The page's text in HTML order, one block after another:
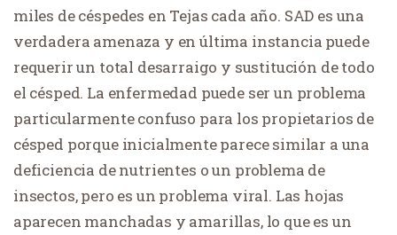
miles de céspedes en Tejas cada año. SAD es una
verdadera amenaza y en última instancia puede
requerir un total desarraigo y sustitución de todo
el césped. La enfermedad puede ser un problema
particularmente confuso para los propietarios de
césped porque inicialmente parece similar a una
deficiencia de nutrientes o un problema de
insectos, pero es un problema viral. Las hojas
aparecen manchadas y amarillas, lo que es un